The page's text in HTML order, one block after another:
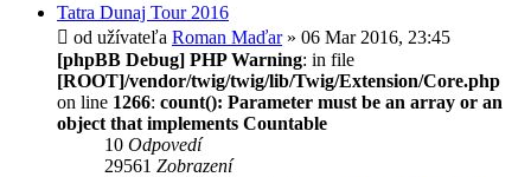
Tatra Dunaj Tour 2016
od užívateľa Roman Maďar» 06 Mar 2016, 23:45
[phpBB Debug] PHP Warning: in file
[ROOT]/vendor/twig/twig/lib/Twig/Extension/Core.php
on line 1266: count(): Parameter must be an array or an
object that implements Countable
10 Odpovedí
29561 Zobrazení